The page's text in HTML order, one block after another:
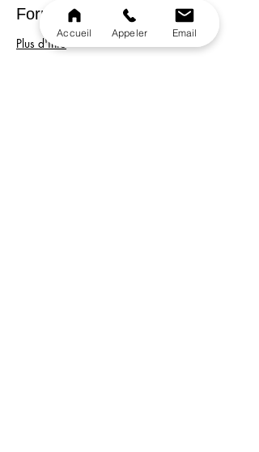
Formule
Plus d'info
Accueil Appeler Email